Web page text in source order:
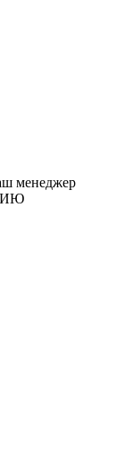
менеджер